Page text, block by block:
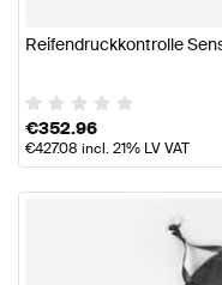
Reifendruckkontrolle
€352.96
€427.08 incl. 21% LV VAT